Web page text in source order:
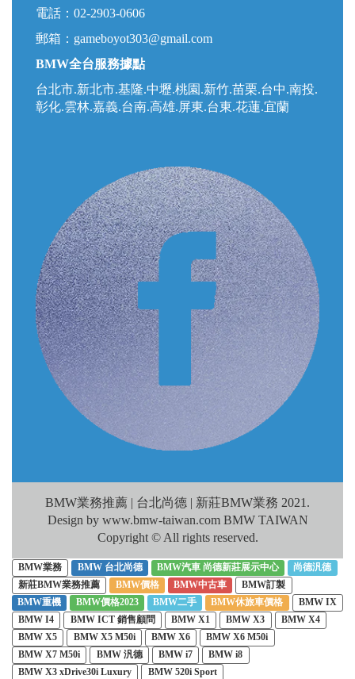
電話：02-2903-0606
郵箱： gameboyot303@gmail.com
BMW全台服務據點
台北市.新北市.基隆.中壢.桃園.新竹.苗栗.台中.南投.
彰化.雲林.嘉義.台南.高雄.屏東.台東.花蓮.宜蘭
BMW業務推薦 | 台北尚德 | 新莊BMW業務 2021.
Design by www.bmw-taiwan.com BMW TAIWAN
Copyright © All rights reserved.
BMW業務 BMW 台北尚德 BMW汽車 尚德新莊展示中心
尚德汎德
新莊BMW業務推薦
BMW價格 BMW中古車
BMW訂製
BMW重機
BMW價格2023 BMW二手 BMW休旅車價格
BMW IX
BMW I4
BMW ICT 銷售顧問 BMW X1 BMW X3
BMW X4
BMW X5
BMW X5 M50i BMW X6
BMW X6 M50i
BMW X7 M50i
BMW 汎德 BMW i7
BMW i8
BMW X3 xDrive30i Luxury
BMW 520i Sport